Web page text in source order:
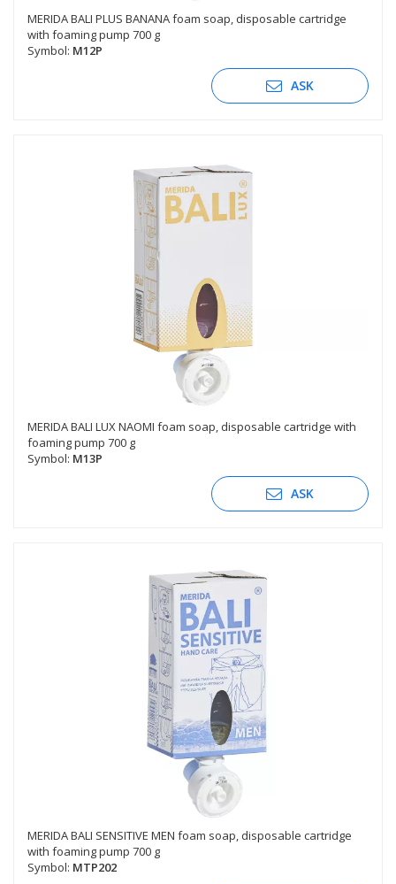
MERIDA BALI PLUS BANANA foam soap, disposable cartridge
with foaming pump 700 g
Symbol: M12P
ASK
MERIDA BALI LUX NAOMI foam soap, disposable cartridge with
foaming pump 700 g
Symbol: M13P
ASK
MERIDA BALI SENSITIVE MEN foam soap, disposable cartridge
with foaming pump 700 g
Symbol: MTP202